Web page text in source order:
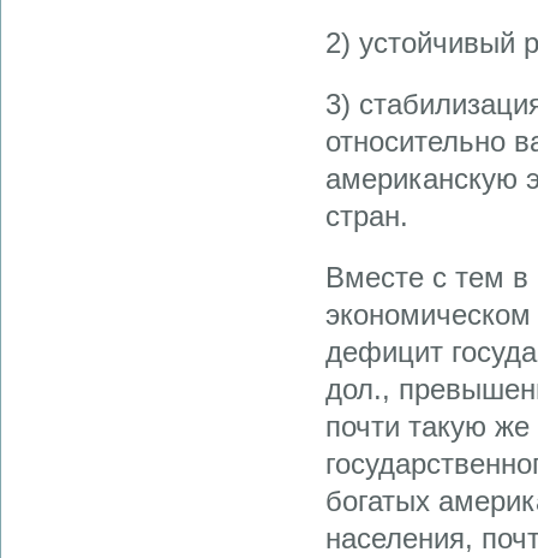
2) устойчивый
3)
относительно
американскую
стран.
Вместе с тем в
дефицит
дол.,
почти такую
богатых
населения,